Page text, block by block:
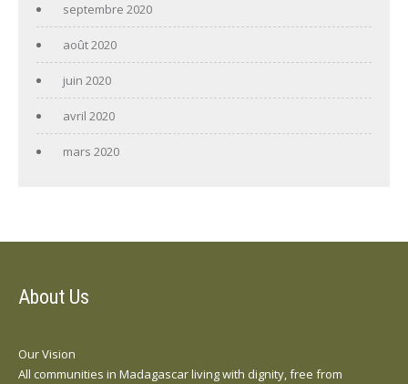
septembre 2020
août 2020
juin 2020
avril 2020
mars 2020
About Us
Our Vision
All communities in Madagascar living with dignity, free from